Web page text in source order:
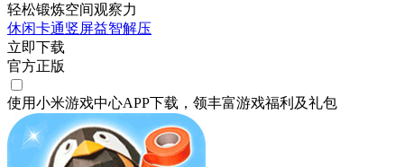
轻松锻炼空间观察力
休闲卡通竖屏益智解压
立即下载
官方正版
使用小米游戏中心APP下载 ，领丰富游戏福利 及礼包